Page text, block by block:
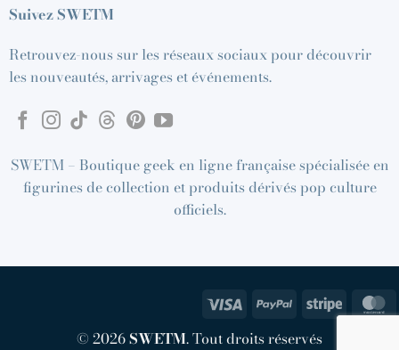
Suivez SWETM
Retrouvez-nous sur les réseaux sociaux pour découvrir
les nouveautés, arrivages et événements.
SWETM – Boutique geek en ligne française spécialisée en
figurines de collection et produits dérivés pop culture
officiels.
© 2026SWETM. Tout droits réservés
Visa PayPal Stripe